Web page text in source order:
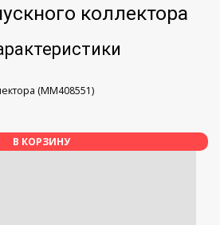
коллектора
(MM408551)
В КОРЗИНУ